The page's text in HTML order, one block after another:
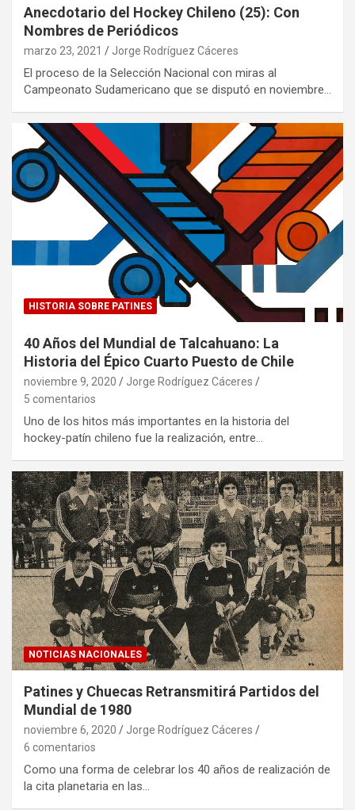
Anecdotario del Hockey Chileno (25): Con
Nombres de Periódicos
marzo 23, 2021 Jorge Rodríguez Cáceres
El proceso de la Selección Nacional con miras al
Campeonato Sudamericano que se disputó en noviembre…
HISTORIA SOBRE PATINES
40 Años del Mundial de Talcahuano: La
Historia del Épico Cuarto Puesto de Chile
noviembre 9, 2020
Jorge Rodríguez Cáceres
5 comentarios
Uno de los hitos más importantes en la historia del
hockey-patín chileno fue la realización, entre…
NOTICIAS NACIONALES
Patines y Chuecas Retransmitirá Partidos del
Mundial de 1980
noviembre 6, 2020
Jorge Rodríguez Cáceres
6 comentarios
Como una forma de celebrar los 40 años de realización de
la cita planetaria en las…